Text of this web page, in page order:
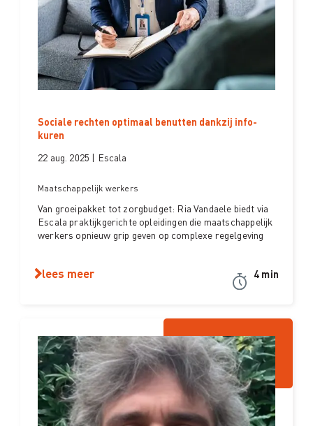
Sociale rechten optimaal benutten dankzij info-
kuren
22 aug. 2025 | Escala
Maatschappelijk werkers
Van groeipakket tot zorgbudget: Ria Vandaele biedt via
Escala praktijkgerichte opleidingen die maatschappelijk
werkers opnieuw grip geven op complexe regelgeving
lees meer 4 min